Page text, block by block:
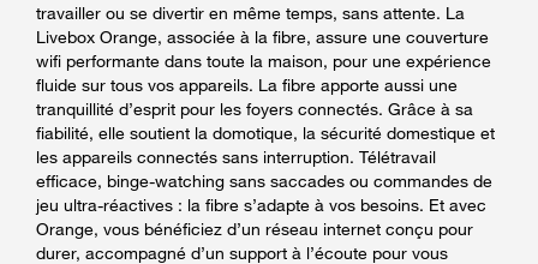
travailler ou se divertir en même temps, sans attente. La
Livebox Orange, associée à la fibre, assure une couverture
wifi performante dans toute la maison, pour une expérience
fluide sur tous vos appareils. La fibre apporte aussi une
tranquillité d’esprit pour les foyers connectés. Grâce à sa
fiabilité, elle soutient la domotique, la sécurité domestique et
les appareils connectés sans interruption. Télétravail
efficace, binge-watching sans saccades ou commandes de
jeu ultra-réactives : la fibre s’adapte à vos besoins. Et avec
Orange, vous bénéficiez d’un réseau internet conçu pour
durer, accompagné d’un support à l’écoute pour vous